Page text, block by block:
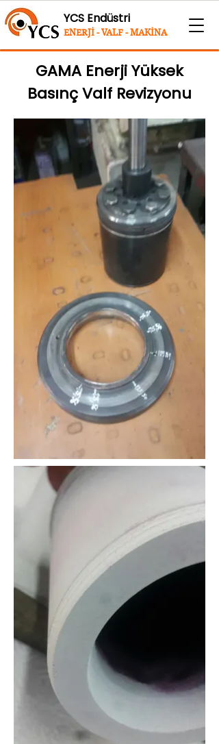
YCS Endüstri
ENERJİ - VALF - MAKİNA
GAMA Enerji Yüksek
Basınç Valf Revizyonu